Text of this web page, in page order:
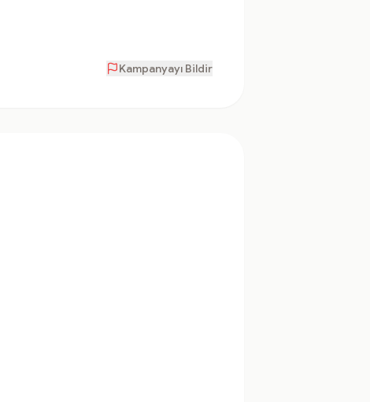
Kampanyayı Bildir